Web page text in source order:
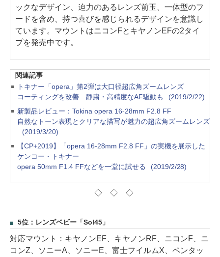
ックなデザイン、迫力のあるレンズ前玉、一体型のフ
ードを含め、持つ喜びを感じられるデザインを意識し
ています。マウントはニコンFとキヤノンEFの2タイ
プを発売中です。
関連記事
トキナー「opera」第2弾は大口径超広角ズームレンズ
コーティングを改善 静粛・高精度なAF駆動も
(2019/2/22)
新製品レビュー：Tokina opera 16-28mm F2.8 FF
自然なトーン表現とクリアな描写が魅力の超広角ズームレンズ
(2019/3/20)
【CP+2019】「opera 16-28mm F2.8 FF」の実機を展示した
ケンコー・トキナー
opera 50mm F1.4 FFなどを一堂に試せる
(2019/2/28)
◇ ◇ ◇
5位：レンズベビー「Sol45」
対応マウント：キヤノンEF、キヤノンRF、ニコンF、ニ
コンZ、ソニーA、ソニーE、富士フイルムX、ペンタッ